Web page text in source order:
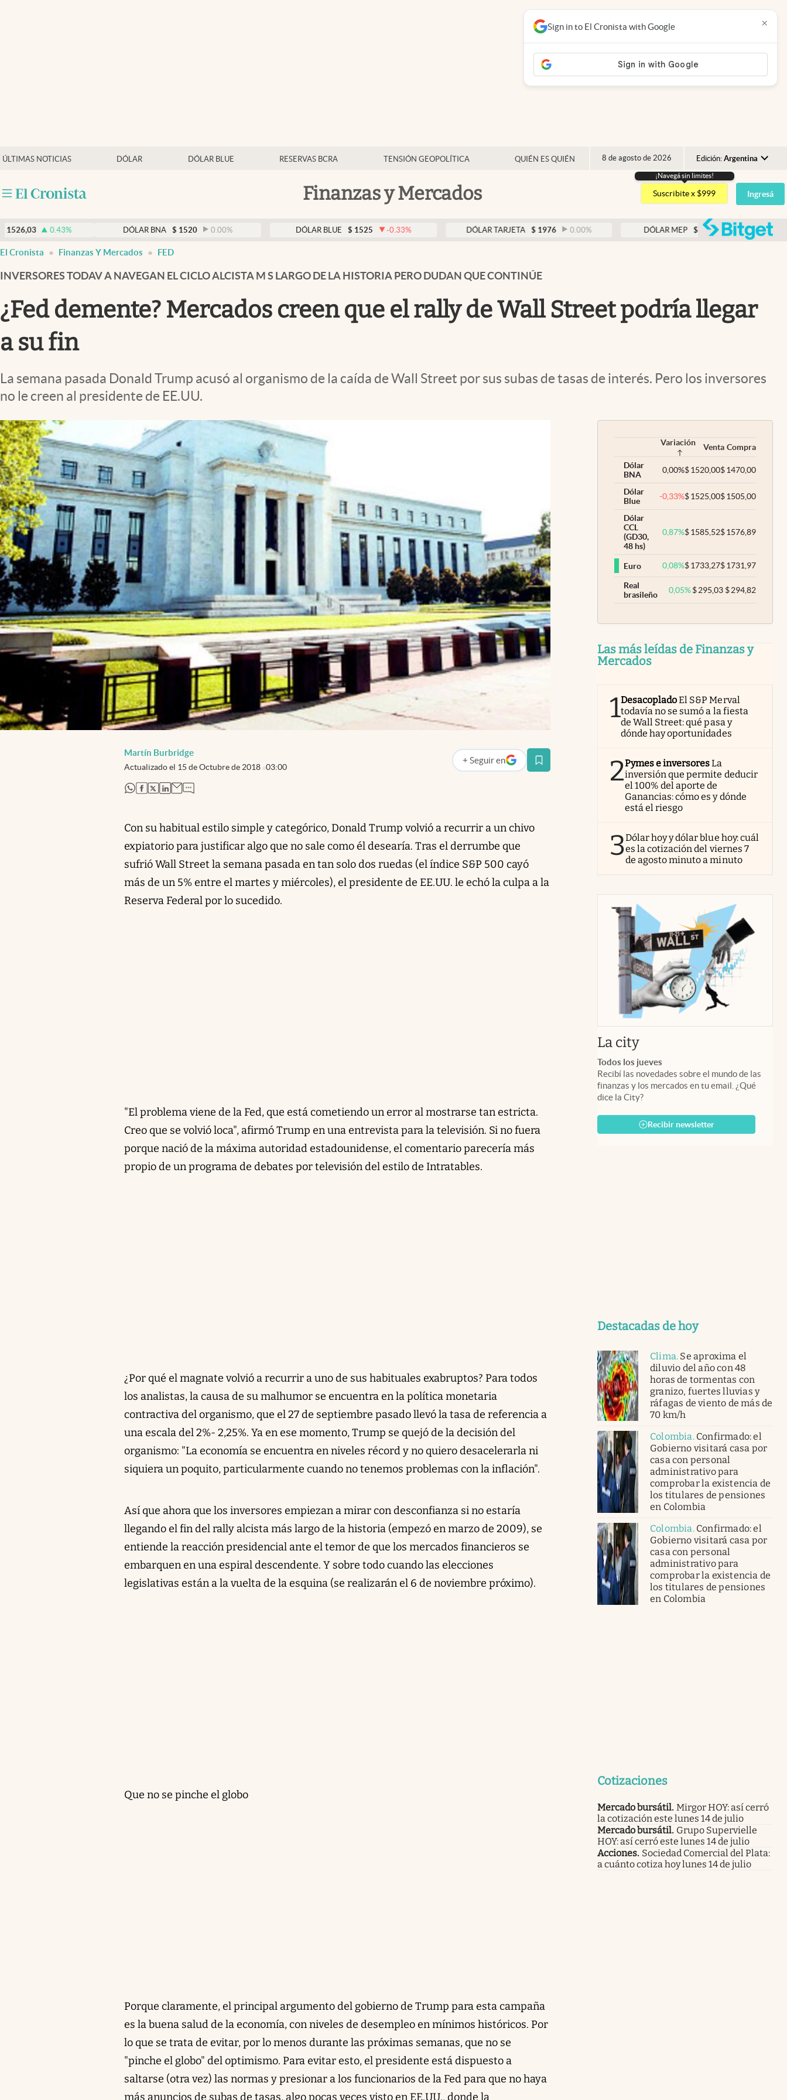
ÚLTIMAS NOTICIAS DÓLAR DÓLAR BLUE RESERVAS BCRA TENSIÓN GEOPOLÍTICA QUIÉN ES QUIÉN 8 de agosto de 2026 Edición: Argentina
Argentina
España
USA
Finanzas y Mercados
Mercados Online
Clima
Mundial 2026
El Cronista Studio
Mediakit
abre en nueva pestaña
¡Navegá sin limites!
Suscribite x $999 Ingresá
0.43% DÓLAR BNA $ 1520 0.00% DÓLAR BLUE $ 1525 -0.33% DÓLAR TARJETA $ 1976 0.00% DÓLAR MEP $ 1526,03 0.43%
Sign in to El Cronista with Google ×
El Cronista Finanzas Y Mercados FED
INVERSORES TODAV A NAVEGAN EL CICLO ALCISTA M S LARGO DE LA HISTORIA PERO DUDAN QUE CONTINÚE
¿Fed demente? Mercados creen que el rally de Wall Street podría llegar
a su fin
La semana pasada Donald Trump acusó al organismo de la caída de Wall Street por sus subas de tasas de interés. Pero los inversores
no le creen al presidente de EE.UU.
Martín Burbridge
Actualizado el 15 de Octubre de 2018 03:00
+ Seguir en
abre en nueva pestaña
abre en nueva pestaña
abre en nueva pestaña
abre en nueva pestaña
abre en nueva pestaña
Con su habitual estilo simple y categórico, Donald Trump volvió a recurrir a un chivo
expiatorio para justificar algo que no sale como él desearía. Tras el derrumbe que
sufrió Wall Street la semana pasada en tan solo dos ruedas (el índice S&P 500 cayó
más de un 5% entre el martes y miércoles), el presidente de EE.UU. le echó la culpa a la
Reserva Federal por lo sucedido.
"El problema viene de la Fed, que está cometiendo un error al mostrarse tan estricta.
Creo que se volvió loca", afirmó Trump en una entrevista para la televisión. Si no fuera
porque nació de la máxima autoridad estadounidense, el comentario parecería más
propio de un programa de debates por televisión del estilo de Intratables.
¿Por qué el magnate volvió a recurrir a uno de sus habituales exabruptos? Para todos
los analistas, la causa de su malhumor se encuentra en la política monetaria
contractiva del organismo, que el 27 de septiembre pasado llevó la tasa de referencia a
una escala del 2%- 2,25%. Ya en ese momento, Trump se quejó de la decisión del
organismo: "La economía se encuentra en niveles récord y no quiero desacelerarla ni
siquiera un poquito, particularmente cuando no tenemos problemas con la inflación".
Así que ahora que los inversores empiezan a mirar con desconfianza si no estaría
llegando el fin del rally alcista más largo de la historia (empezó en marzo de 2009), se
entiende la reacción presidencial ante el temor de que los mercados financieros se
embarquen en una espiral descendente. Y sobre todo cuando las elecciones
legislativas están a la vuelta de la esquina (se realizarán el 6 de noviembre próximo).
Que no se pinche el globo
Porque claramente, el principal argumento del gobierno de Trump para esta campaña
es la buena salud de la economía, con niveles de desempleo en mínimos históricos. Por
lo que se trata de evitar, por lo menos durante las próximas semanas, que no se
"pinche el globo" del optimismo. Para evitar esto, el presidente está dispuesto a
saltarse (otra vez) las normas y presionar a los funcionarios de la Fed para que no haya
más anuncios de subas de tasas, algo pocas veces visto en EE.UU., donde la
Variación Venta Compra
Dólar
BNA
0,00%$1520,00$1470,00
Dólar
Blue
-0,33%$1525,00$1505,00
Dólar
CCL
(GD30,
48 hs)
0,87%$1585,52$1576,89
Euro 0,08%$1733,27$1731,97
Real
brasileño
0,05% $295,03 $294,82
Las más leídas de Finanzas y
Mercados
1DesacopladoEl S&P Merval
todavía no se sumó a la fiesta
de Wall Street: qué pasa y
dónde hay oportunidades
2Pymes e inversoresLa
inversión que permite deducir
el 100% del aporte de
Ganancias: cómo es y dónde
está el riesgo
3Dólar hoy y dólar blue hoy: cuál
es la cotización del viernes 7
de agosto minuto a minuto
La cityabre en nueva pestaña
Todos los jueves
Recibí las novedades sobre el mundo de las
finanzas y los mercados en tu email. ¿Qué
dice la City?
Recibir newsletter
Destacadas de hoy
Clima. Se aproxima el
diluvio del año con 48
horas de tormentas con
granizo, fuertes lluvias y
ráfagas de viento de más de
70 km/h
Colombia. Confirmado: el
Gobierno visitará casa por
casa con personal
administrativo para
comprobar la existencia de
los titulares de pensiones
en Colombia
Colombia. Confirmado: el
Gobierno visitará casa por
casa con personal
administrativo para
comprobar la existencia de
los titulares de pensiones
en Colombia
Cotizaciones
Mercado bursátil. Mirgor HOY: así cerró
la cotización este lunes 14 de julio
Mercado bursátil. Grupo Supervielle
HOY: así cerró este lunes 14 de julio
Acciones. Sociedad Comercial del Plata:
a cuánto cotiza hoy lunes 14 de julio